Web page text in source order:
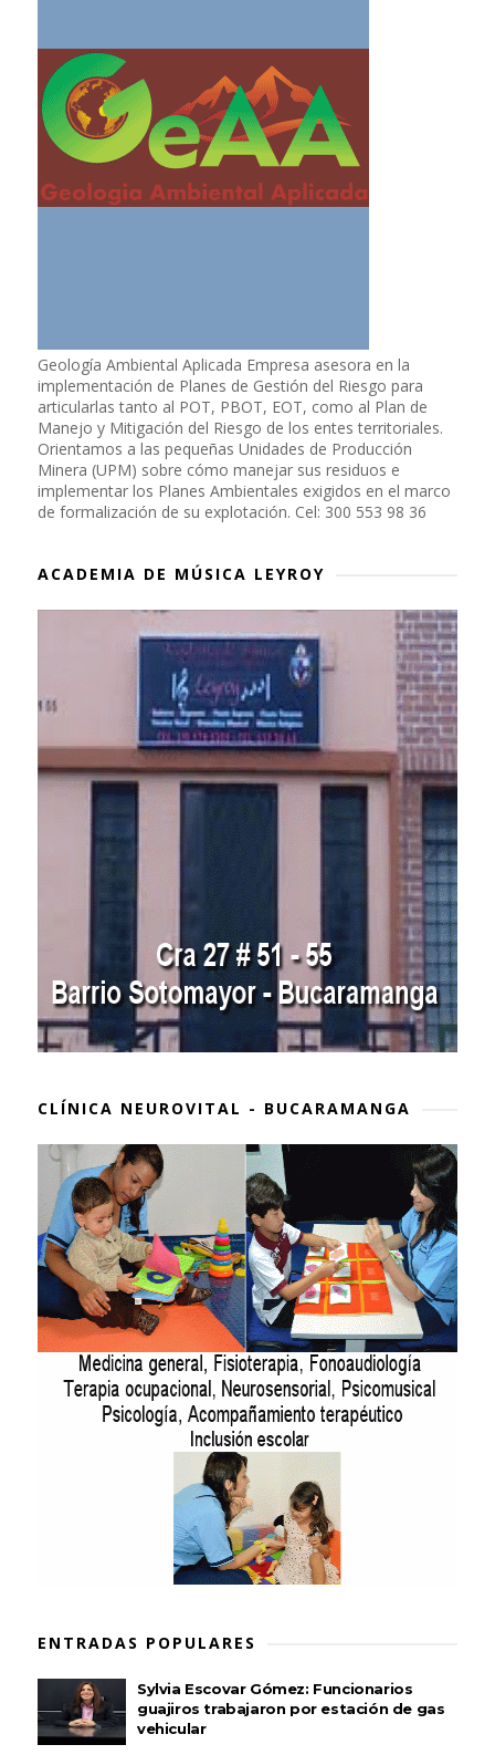
Geología Ambiental Aplicada Empresa asesora en la
implementación de Planes de Gestión del Riesgo para
articularlas tanto al POT, PBOT, EOT, como al Plan de
Manejo y Mitigación del Riesgo de los entes territoriales.
Orientamos a las pequeñas Unidades de Producción
Minera (UPM) sobre cómo manejar sus residuos e
implementar los Planes Ambientales exigidos en el marco
de formalización de su explotación. Cel: 300 553 98 36
ACADEMIA DE MÚSICA LEYROY
CLÍNICA NEUROVITAL - BUCARAMANGA
ENTRADAS POPULARES
Sylvia Escovar Gómez: Funcionarios
guajiros trabajaron por estación de gas
vehicular